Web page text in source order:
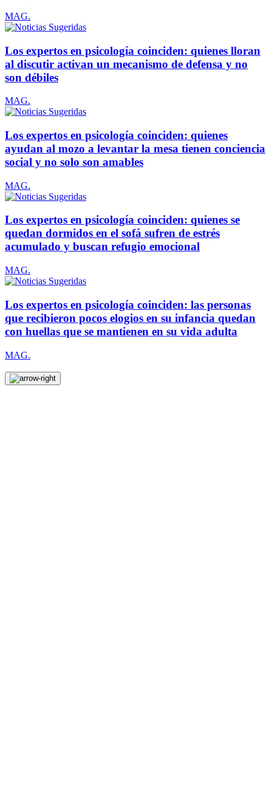
MAG.
Los expertos en psicología coinciden: quienes lloran
al discutir activan un mecanismo de defensa y no
son débiles
MAG.
Los expertos en psicología coinciden: quienes
ayudan al mozo a levantar la mesa tienen conciencia
social y no solo son amables
MAG.
Los expertos en psicología coinciden: quienes se
quedan dormidos en el sofá sufren de estrés
acumulado y buscan refugio emocional
MAG.
Los expertos en psicología coinciden: las personas
que recibieron pocos elogios en su infancia quedan
con huellas que se mantienen en su vida adulta
MAG.